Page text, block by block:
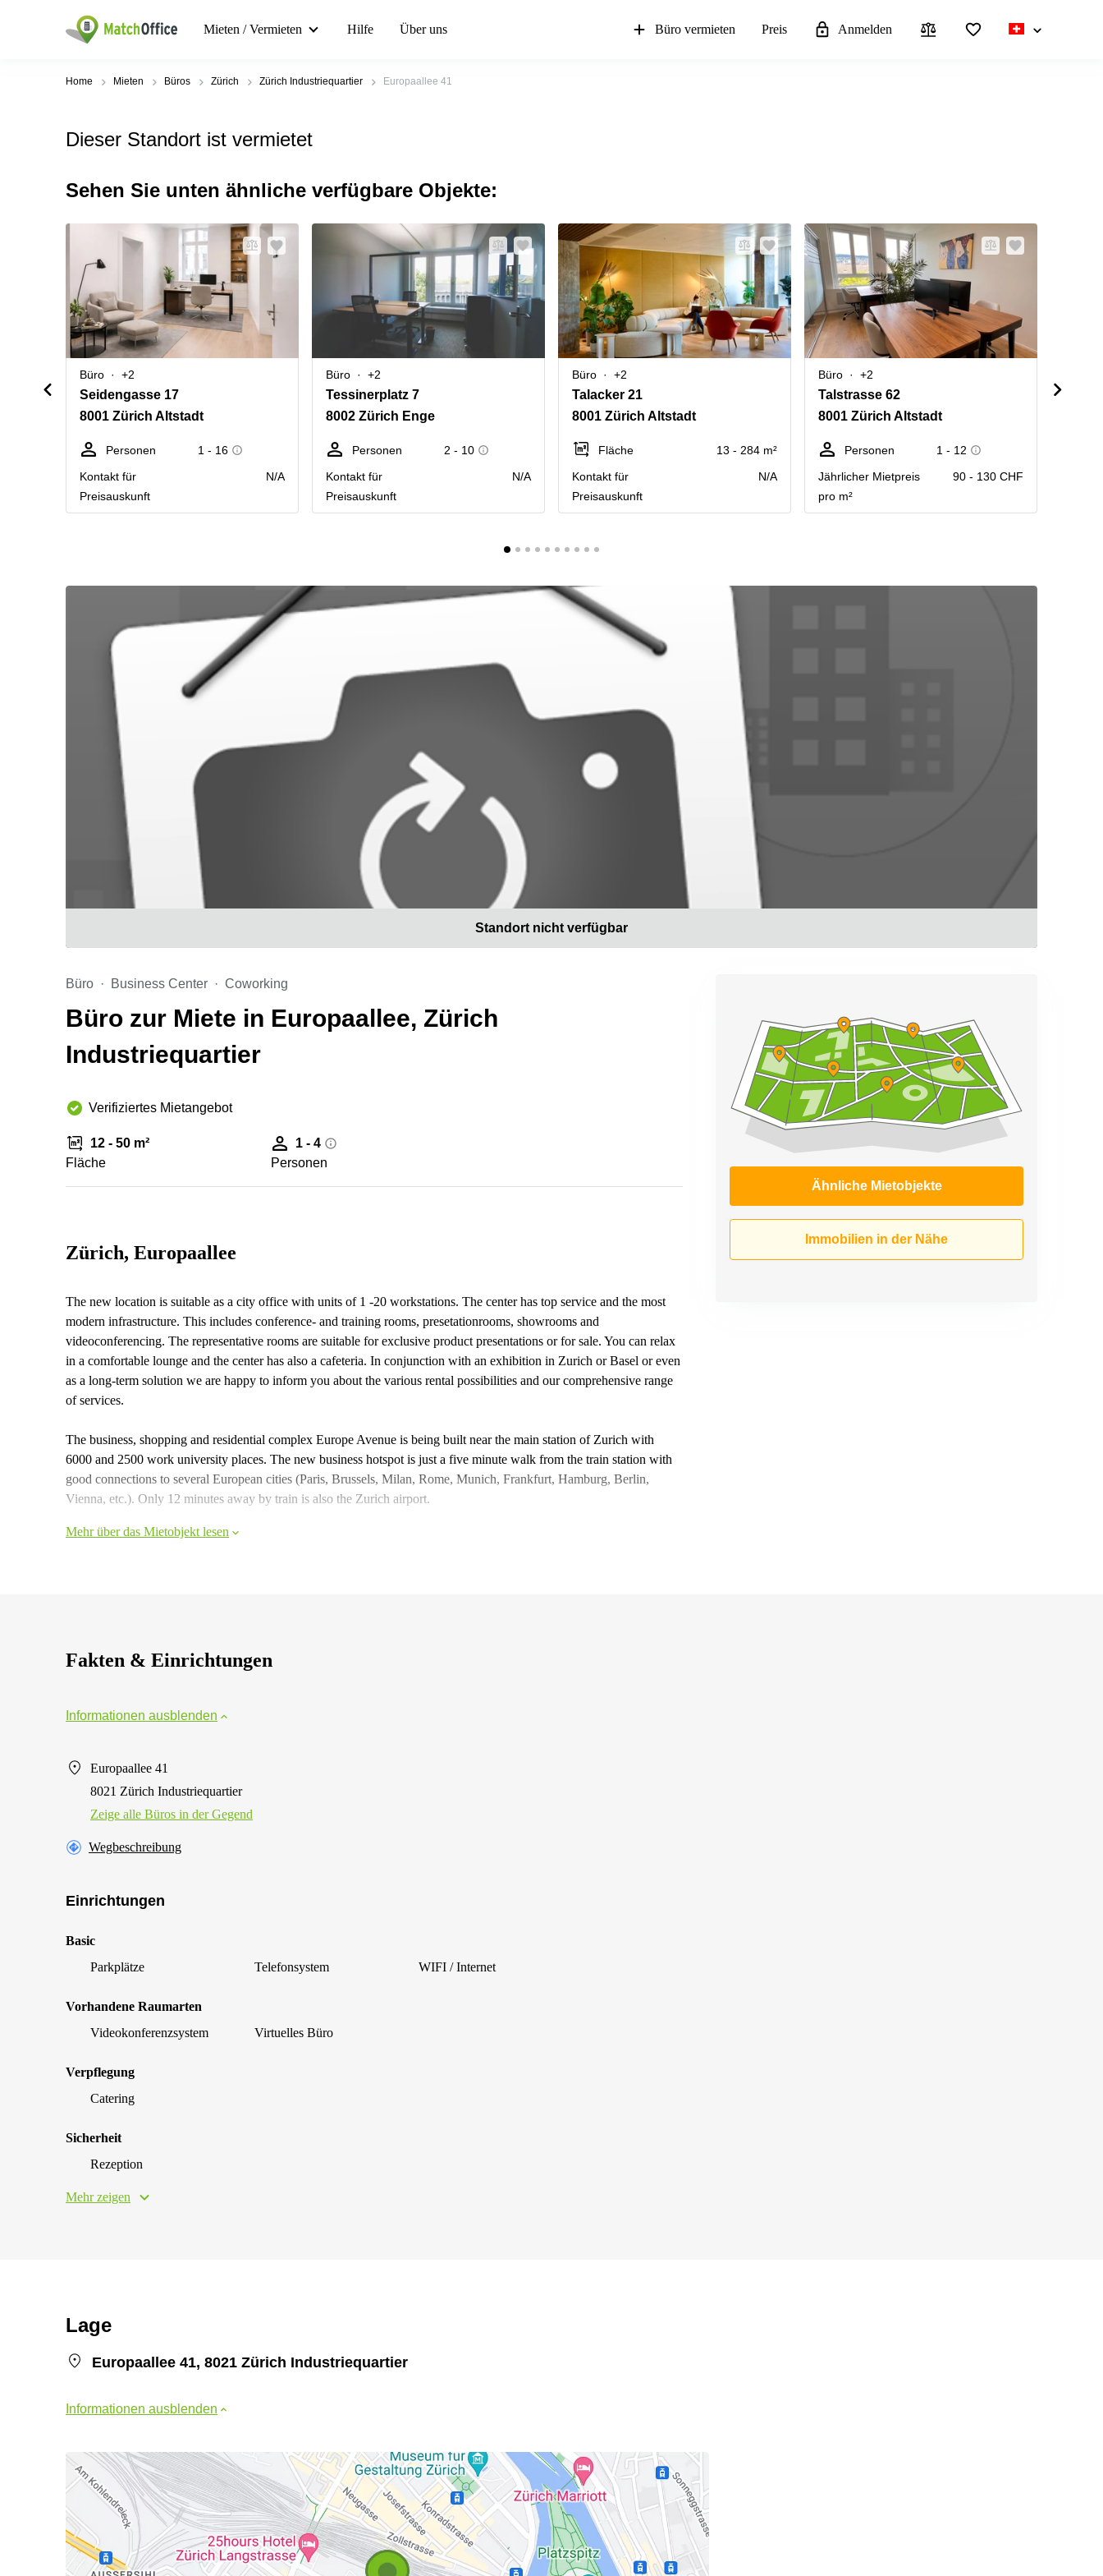
Mieten / Vermieten Hilfe Über uns Büro vermieten Preis Anmelden
Home Mieten Büros Zürich Zürich Industriequartier Europaallee 41
Dieser Standort ist vermietet
Sehen Sie unten ähnliche verfügbare Objekte:
Büro +2
Seidengasse 17
8001 Zürich Altstadt
Personen
1 - 16
Kontakt für
Preisauskunft
N/A
Büro +2
Tessinerplatz 7
8002 Zürich Enge
Personen
2 - 10
Kontakt für
Preisauskunft
N/A
Büro +2
Talacker 21
8001 Zürich Altstadt
Fläche
13 - 284 m²
Kontakt für
Preisauskunft
N/A
Büro +2
Talstrasse 62
8001 Zürich Altstadt
Personen
1 - 12
Jährlicher Mietpreis
pro m²
90 - 130 CHF
Standort nicht verfügbar
Büro Business Center Coworking
Büro zur Miete in Europaallee, Zürich
Industriequartier
Verifiziertes Mietangebot
12 - 50 m²
Fläche
1 - 4
Personen
Ähnliche Mietobjekte
Immobilien in der Nähe
Zürich, Europaallee
The new location is suitable as a city office with units of 1 -20 workstations. The center has top service and the most
modern infrastructure. This includes conference- and training rooms, presetationrooms, showrooms and
videoconferencing. The representative rooms are suitable for exclusive product presentations or for sale. You can relax
in a comfortable lounge and the center has also a cafeteria. In conjunction with an exhibition in Zurich or Basel or even
as a long-term solution we are happy to inform you about the various rental possibilities and our comprehensive range
of services.
The business, shopping and residential complex Europe Avenue is being built near the main station of Zurich with
6000 and 2500 work university places. The new business hotspot is just a five minute walk from the train station with
good connections to several European cities (Paris, Brussels, Milan, Rome, Munich, Frankfurt, Hamburg, Berlin,
Vienna, etc.). Only 12 minutes away by train is also the Zurich airport.
Mehr über das Mietobjekt lesen
Fakten & Einrichtungen
Informationen ausblenden
Europaallee 41
8021 Zürich Industriequartier
Zeige alle Büros in der Gegend
Wegbeschreibung
Einrichtungen
Basic
Parkplätze
Telefonsystem WIFI / Internet
Vorhandene Raumarten
Videokonferenzsystem
Virtuelles Büro
Verpflegung
Catering
Sicherheit
Rezeption
Mehr zeigen
Lage
Europaallee 41, 8021 Zürich Industriequartier
Informationen ausblenden